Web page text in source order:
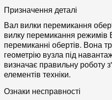
Призначення деталі
Вал вилки перемикання
вилку перемикання режимів
перемиканні обертів. Вона
геометрію вузла під
визначає правильну роботу
елементів техніки.
Ознаки несправності